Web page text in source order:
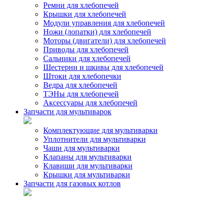
Ремни для хлебопечей
Крышки для хлебопечей
Модули управления для хлебопечей
Ножи (лопатки) для хлебопечей
Моторы (двигатели) для хлебопечей
Приводы для хлебопечей
Сальники для хлебопечей
Шестерни и шкивы для хлебопечей
Штоки для хлебопечки
Ведра для хлебопечей
ТЭНы для хлебопечей
Аксессуары для хлебопечей
Запчасти для мультиварок
Комплектующие для мультиварки
Уплотнители для мультиварки
Чаши для мультиварки
Клапаны для мультиварки
Клавиши для мультиварки
Крышки для мультиварки
Запчасти для газовых котлов